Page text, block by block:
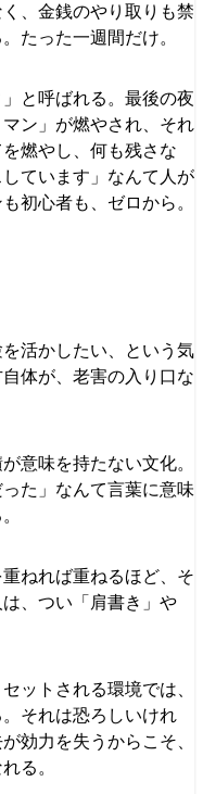
、金銭のやり取りも禁
たった一週間だけ。
と呼ばれる。最後の夜
ン」が燃やされ、それ
燃やし、何も残さな
ています」なんて人が
初心者も、ゼロから。
活かしたい、という気
体が、老害の入り口な
意味を持たない文化。
た」なんて言葉に意味
ねれば重ねるほど、そ
、つい「肩書き」や
ットされる環境では、
それは恐ろしいけれ
効力を失うからこそ、
る。